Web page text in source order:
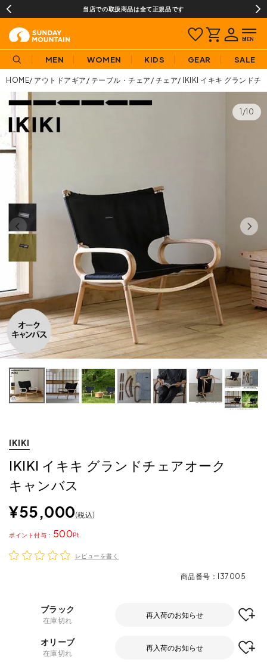
当店での取扱商品は全て正規品です
MEN WOMEN KIDS GEAR SALE
HOME アウトドアギア テーブル・チェア チェア IKIKI イキキ グランドチ
1/10
IKIKI
IKIKI イキキ グランドチェアオーク
キャンバス
¥55,000 税込
500
ポイント
レビューを書く
商品番号 I37005
ブラック
在庫切れ
再入荷のお知らせ
オリーブ
在庫切れ
再入荷のお知らせ